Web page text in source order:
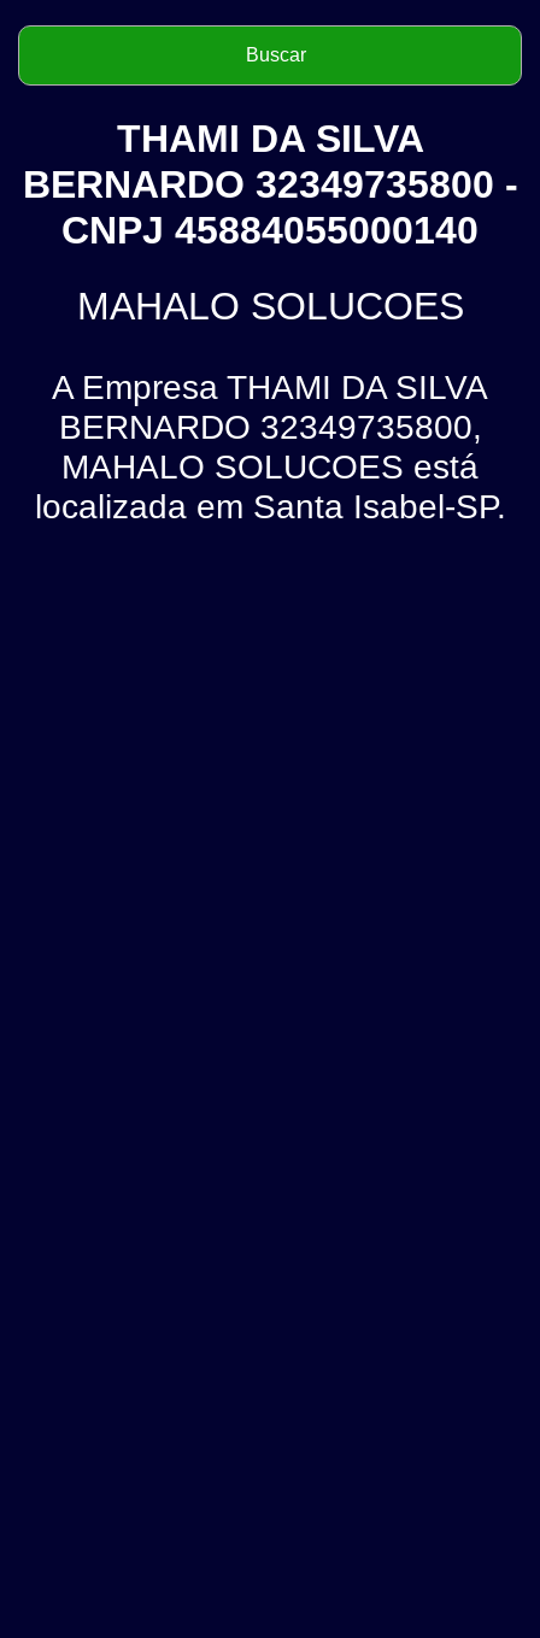
THAMI DA SILVA
BERNARDO 32349735800 -
CNPJ 45884055000140
MAHALO SOLUCOES
A Empresa THAMI DA SILVA
BERNARDO 32349735800,
MAHALO SOLUCOES está
localizada em Santa Isabel-SP.